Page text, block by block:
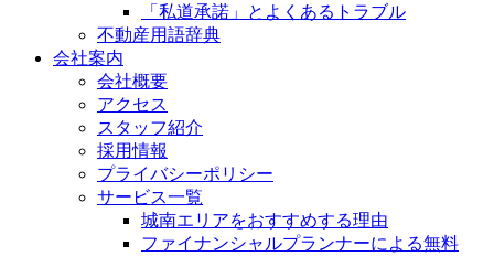
「私道承諾」とよくあるトラブル
不動産用語辞典
会社案内
会社概要
アクセス
スタッフ紹介
採用情報
プライバシーポリシー
サービス一覧
城南エリアをおすすめする理由
ファイナンシャルプランナーによる無料